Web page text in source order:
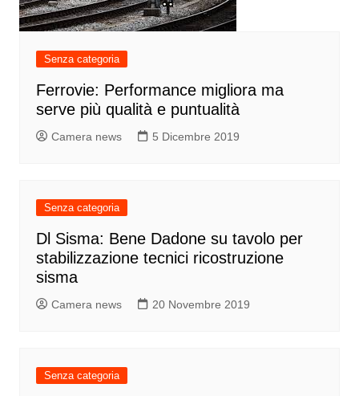
Senza categoria
Ferrovie: Performance migliora ma
serve più qualità e puntualità
Camera news 5 Dicembre 2019
Senza categoria
Dl Sisma: Bene Dadone su tavolo per
stabilizzazione tecnici ricostruzione
sisma
Camera news 20 Novembre 2019
Senza categoria